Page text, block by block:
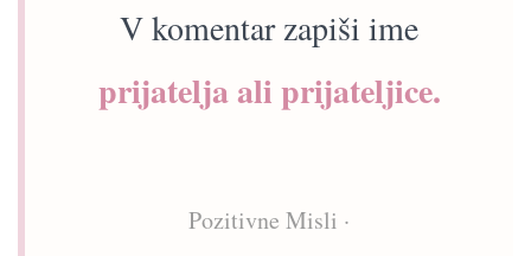
V komentar zapiši ime
prijatelja ali prijateljice.
Pozitivne Misli ·